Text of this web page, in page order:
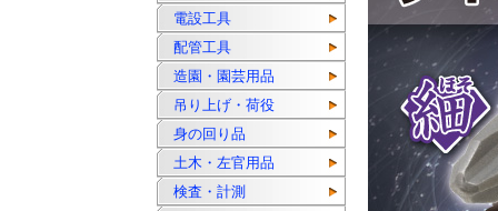
電設工具
配管工具
造園・園芸用品
吊り上げ・荷役
身の回り品
土木・左官用品
検査・計測